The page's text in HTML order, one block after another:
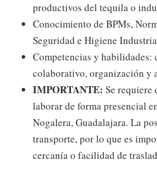
productivos del tequila o
Conocimiento de BPMs,
Seguridad e Higiene
Competencias y
colaborativo, organización y
IMPORTANTE: Se
laborar de forma presencial
Nogalera, Guadalajara. La
transporte, por lo que es
cercanía o facilidad de